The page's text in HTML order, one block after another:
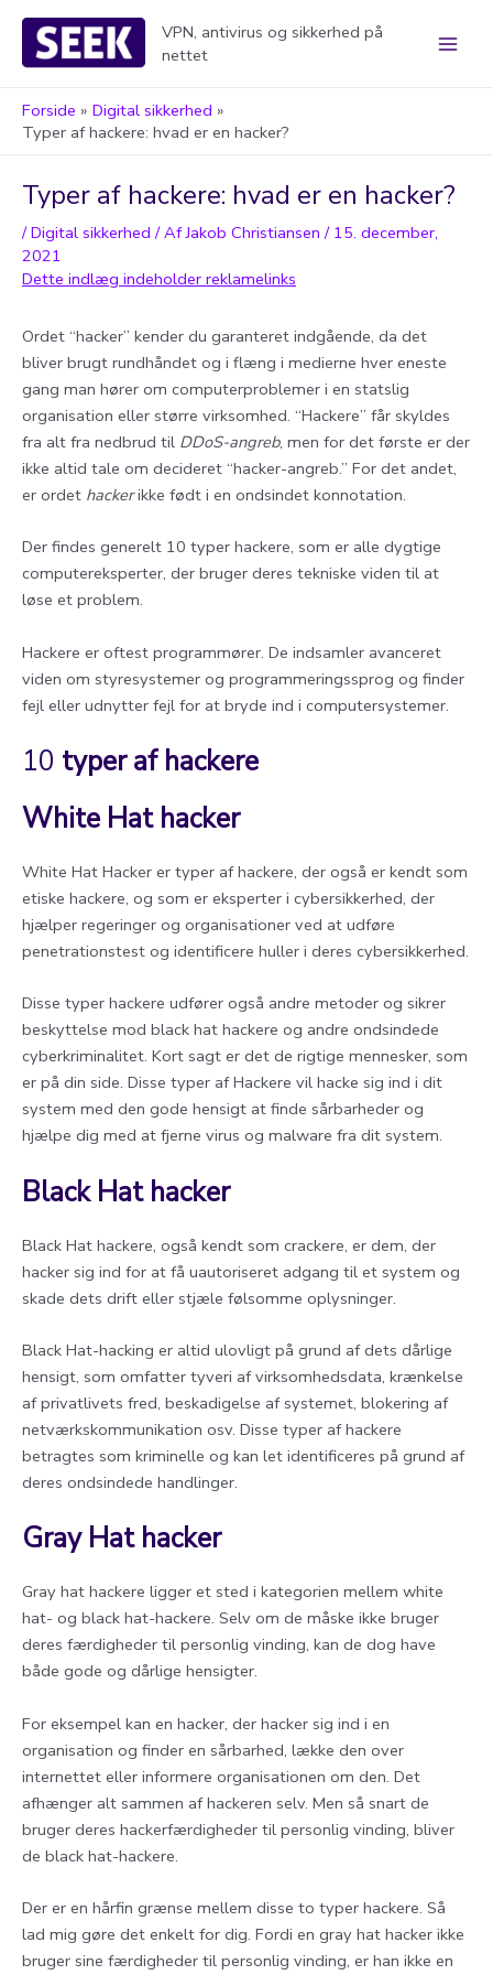
indholdet
VPN, antivirus og sikkerhed på
nettet
Forside
Digital sikkerhed
Typer af hackere: hvad er en hacker?
Typer af hackere: hvad er en hacker?
/Digital sikkerhed / AfJakob Christiansen / 15. december,
2021
Ordet “hacker” kender du garanteret indgående, da det
bliver brugt rundhåndet og i flæng i medierne hver eneste
gang man hører om computerproblemer i en statslig
organisation eller større virksomhed. “Hackere” får skyldes
fra alt fra nedbrud til DDoS-angreb, men for det første er der
ikke altid tale om decideret “hacker-angreb.” For det andet,
er ordet hackerikke født i en ondsindet konnotation.
Der findes generelt 10 typer hackere, som er alle dygtige
computereksperter, der bruger deres tekniske viden til at
løse et problem.
Hackere er oftest programmører. De indsamler avanceret
viden om styresystemer og programmeringssprog og finder
fejl eller udnytter fejl for at bryde ind i computersystemer.
10 typer af hackere
White Hat hacker
White Hat Hacker er typer af hackere, der også er kendt som
etiske hackere, og som er eksperter i cybersikkerhed, der
hjælper regeringer og organisationer ved at udføre
penetrationstest og identificere huller i deres cybersikkerhed.
Disse typer hackere udfører også andre metoder og sikrer
beskyttelse mod black hat hackere og andre ondsindede
cyberkriminalitet. Kort sagt er det de rigtige mennesker, som
er på din side. Disse typer af Hackere vil hacke sig ind i dit
system med den gode hensigt at finde sårbarheder og
hjælpe dig med at fjerne virus og malware fra dit system.
Black Hat hacker
Black Hat hackere, også kendt som crackere, er dem, der
hacker sig ind for at få uautoriseret adgang til et system og
skade dets drift eller stjæle følsomme oplysninger.
Black Hat-hacking er altid ulovligt på grund af dets dårlige
hensigt, som omfatter tyveri af virksomhedsdata, krænkelse
af privatlivets fred, beskadigelse af systemet, blokering af
netværkskommunikation osv. Disse typer af hackere
betragtes som kriminelle og kan let identificeres på grund af
deres ondsindede handlinger.
Gray Hat hacker
Gray hat hackere ligger et sted i kategorien mellem white
hat- og black hat-hackere. Selv om de måske ikke bruger
deres færdigheder til personlig vinding, kan de dog have
både gode og dårlige hensigter.
For eksempel kan en hacker, der hacker sig ind i en
organisation og finder en sårbarhed, lække den over
internettet eller informere organisationen om den. Det
afhænger alt sammen af hackeren selv. Men så snart de
bruger deres hackerfærdigheder til personlig vinding, bliver
de black hat-hackere.
Der er en hårfin grænse mellem disse to typer hackere. Så
lad mig gøre det enkelt for dig. Fordi en gray hat hacker ikke
bruger sine færdigheder til personlig vinding, er han ikke en